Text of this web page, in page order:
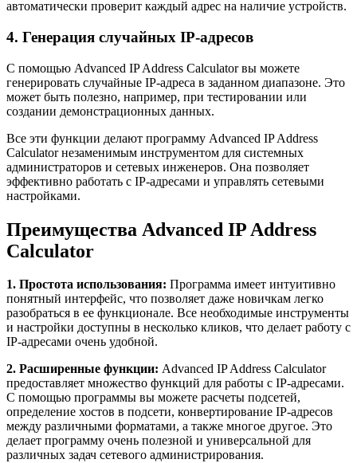
автоматически проверит каждый адрес на наличие устройств.
4. Генерация случайных IP-адресов
С помощью Advanced IP Address Calculator вы можете
генерировать случайные IP-адреса в заданном диапазоне. Это
может быть полезно, например, при тестировании или
создании демонстрационных данных.
Все эти функции делают программу Advanced IP Address
Calculator незаменимым инструментом для системных
администраторов и сетевых инженеров. Она позволяет
эффективно работать с IP-адресами и управлять сетевыми
настройками.
Преимущества Advanced IP Address
Calculator
1. Простота использования: Программа имеет интуитивно
понятный интерфейс, что позволяет даже новичкам легко
разобраться в ее функционале. Все необходимые инструменты
и настройки доступны в несколько кликов, что делает работу с
IP-адресами очень удобной.
2. Расширенные функции: Advanced IP Address Calculator
предоставляет множество функций для работы с IP-адресами.
С помощью программы вы можете расчеты подсетей,
определение хостов в подсети, конвертирование IP-адресов
между различными форматами, а также многое другое. Это
делает программу очень полезной и универсальной для
различных задач сетевого администрирования.